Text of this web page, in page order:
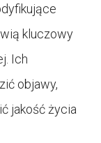
kluczowy
Ich
objawy,
jakość życia